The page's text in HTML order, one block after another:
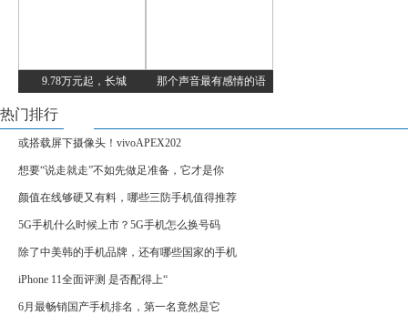
9.78万元起，长城 那个声音最有感情的语
热门排行
或搭载屏下摄像头！vivoAPEX202
想要“说走就走”不如先做足准备，它才是你
颜值在线够硬又有料，哪些三防手机值得推荐
5G手机什么时候上市？5G手机怎么换号码
除了中美韩的手机品牌，还有哪些国家的手机
iPhone 11全面评测 是否配得上“
6月最畅销国产手机排名，第一名竟然是它